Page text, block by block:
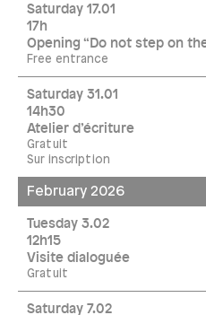
Saturday 17.01
17h
Opening “Do not step on
Free entrance
Saturday 31.01
14h30
Atelier d’écriture
Gratuit
Sur inscription
February 2026
Tuesday 3.02
12h15
Visite dialoguée
Gratuit
Saturday 7.02